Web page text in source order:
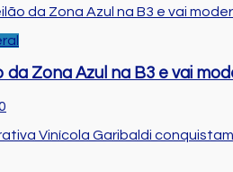
da Zona Azul na B3 e vai